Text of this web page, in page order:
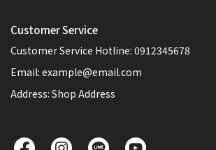
Customer Service
Customer Service Hotline: 0912345678
Email: example@email.com
Address: Shop Address